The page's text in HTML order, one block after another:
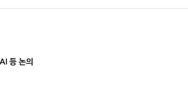
등 논의